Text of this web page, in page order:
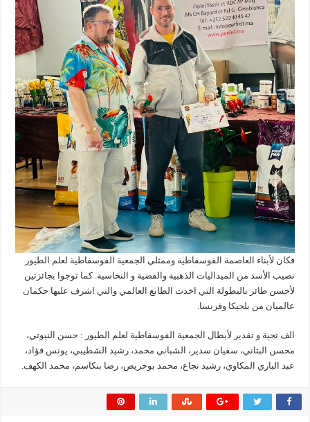
فكان لأبناء العاصمة الفوسفاطية وممثلي الجمعية الفوسفاطية لعلم الطيور
نصيب الأسد من الميداليات الذهبية والفضية و النحاسية. كما توجوا بجائزتين
لأحسن طائر بالبطولة التي اخدت الطابع العالمي والتي اشرف عليها حكمان
عالميان من بلجيكا وفرنسا.
الف تحية و تقدير لأبطال الجمعية الفوسفاطية لعلم الطيور : حسن النبوتي،
محسن البتاني، سفيان سدير، الشباني محمد، رشيد الشطيبي، يونس فؤاد،
عبد الباري المكاوي، رشيد نجاع، محمد بوخريص، رضا بنكاسم، محمد الكهف.